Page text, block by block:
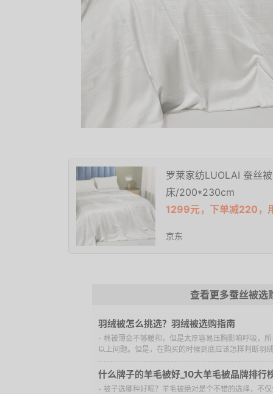
罗莱家纺LUOLAI 蚕丝
床/200*230cm
1299元，下单减220，
京东
查看更多蚕丝被选
羽绒被怎么挑选？羽绒被选购指南
- 棉被薄会不够暖和，但是太厚容易压胸影响呼吸，
以上问题。但是，在购买的时候到底应该怎样判断羽
什么牌子的羊毛被好_10大羊毛被品牌排行
- 被子选哪种好呢？羊毛被绝对是个不错的选择，不